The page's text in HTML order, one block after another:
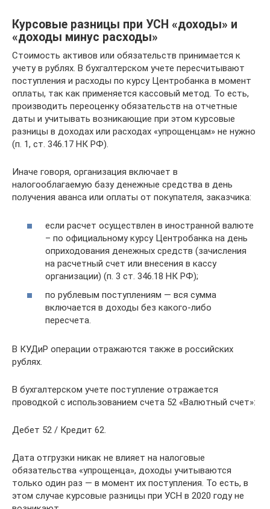
Курсовые разницы при УСН «доходы» и
«доходы минус расходы»
Стоимость активов или обязательств принимается к
учету в рублях. В бухгалтерском учете пересчитывают
поступления и расходы по курсу Центробанка в момент
оплаты, так как применяется кассовый метод. То есть,
производить переоценку обязательств на отчетные
даты и учитывать возникающие при этом курсовые
разницы в доходах или расходах «упрощенцам» не нужно
(п. 1, ст. 346.17 НК РФ).
Иначе говоря, организация включает в
налогооблагаемую базу денежные средства в день
получения аванса или оплаты от покупателя, заказчика:
если расчет осуществлен в иностранной валюте
– по официальному курсу Центробанка на день
оприходования денежных средств (зачисления
на расчетный счет или внесения в кассу
организации) (п. 3 ст. 346.18 НК РФ);
по рублевым поступлениям — вся сумма
включается в доходы без какого-либо
пересчета.
В КУДиР операции отражаются также в российских
рублях.
В бухгалтерском учете поступление отражается
проводкой с использованием счета 52 «Валютный счет»:
Дебет 52 / Кредит 62.
Дата отгрузки никак не влияет на налоговые
обязательства «упрощенца», доходы учитываются
только один раз — в момент их поступления. То есть, в
этом случае курсовые разницы при УСН в 2020 году не